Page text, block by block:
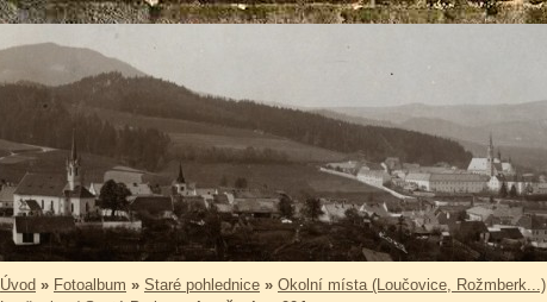
Úvod » Fotoalbum » Staré pohlednice » Okolní místa (Loučovice, Rožmberk...)